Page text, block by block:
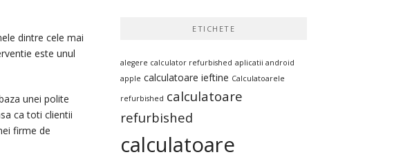
dintre cele mai
este unul
unei polite
ca toti clientii
firme de
ETICHETE
alegere calculator refurbished aplicatii android
apple calculatoare ieftine Calculatoarele
refurbished calculatoare
refurbished
calculatoare